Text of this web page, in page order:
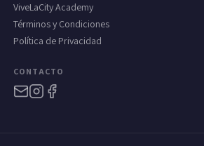
ViveLaCity Academy
Términos y Condiciones
Política de Privacidad
CONTACTO